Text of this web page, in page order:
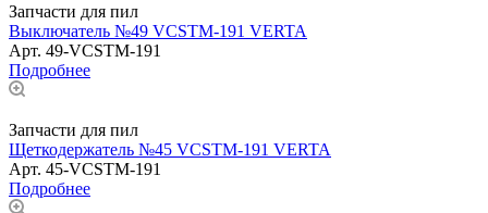
Запчасти для пил
Выключатель №49 VCSTM-191 VERTA
Арт. 49-VCSTM-191
Подробнее
Запчасти для пил
Щеткодержатель №45 VCSTM-191 VERTA
Арт. 45-VCSTM-191
Подробнее